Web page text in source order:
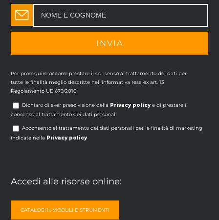
Per proseguire occorre prestare il consenso al trattamento dei dati per
tutte le finalità meglio descritte nell'informativa resa ex art. 13
Regolamento UE 679/2016
Dichiaro di aver preso visione della Privacy policye di prestare il
consenso al trattamento dei dati personali
Acconsento al trattamento dei dati personali per le finalità di marketing
indicate nella Privacy policy
Accedi alle risorse online:
CATALOGHI, MODULI E STRUMENTI